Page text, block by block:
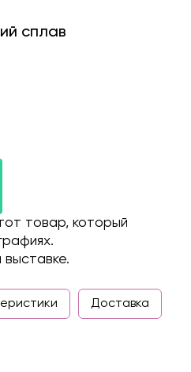
сплав
товар, который
Доставка